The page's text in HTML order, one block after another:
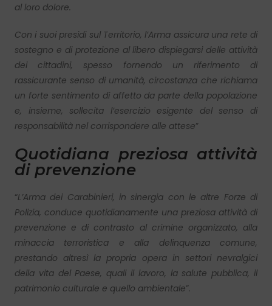
al loro dolore.
Con i suoi presidi sul Territorio, l’Arma assicura una rete di
sostegno e di protezione al libero dispiegarsi delle attività
dei cittadini, spesso fornendo un riferimento di
rassicurante senso di umanità, circostanza che richiama
un forte sentimento di affetto da parte della popolazione
e, insieme, sollecita l’esercizio esigente del senso di
responsabilità nel corrispondere alle attese”
Quotidiana preziosa attività
di prevenzione
“L’Arma dei Carabinieri, in sinergia con le altre Forze di
Polizia, conduce quotidianamente una preziosa attività di
prevenzione e di contrasto al crimine organizzato, alla
minaccia terroristica e alla delinquenza comune,
prestando altresì la propria opera in settori nevralgici
della vita del Paese, quali il lavoro, la salute pubblica, il
patrimonio culturale e quello ambientale”.